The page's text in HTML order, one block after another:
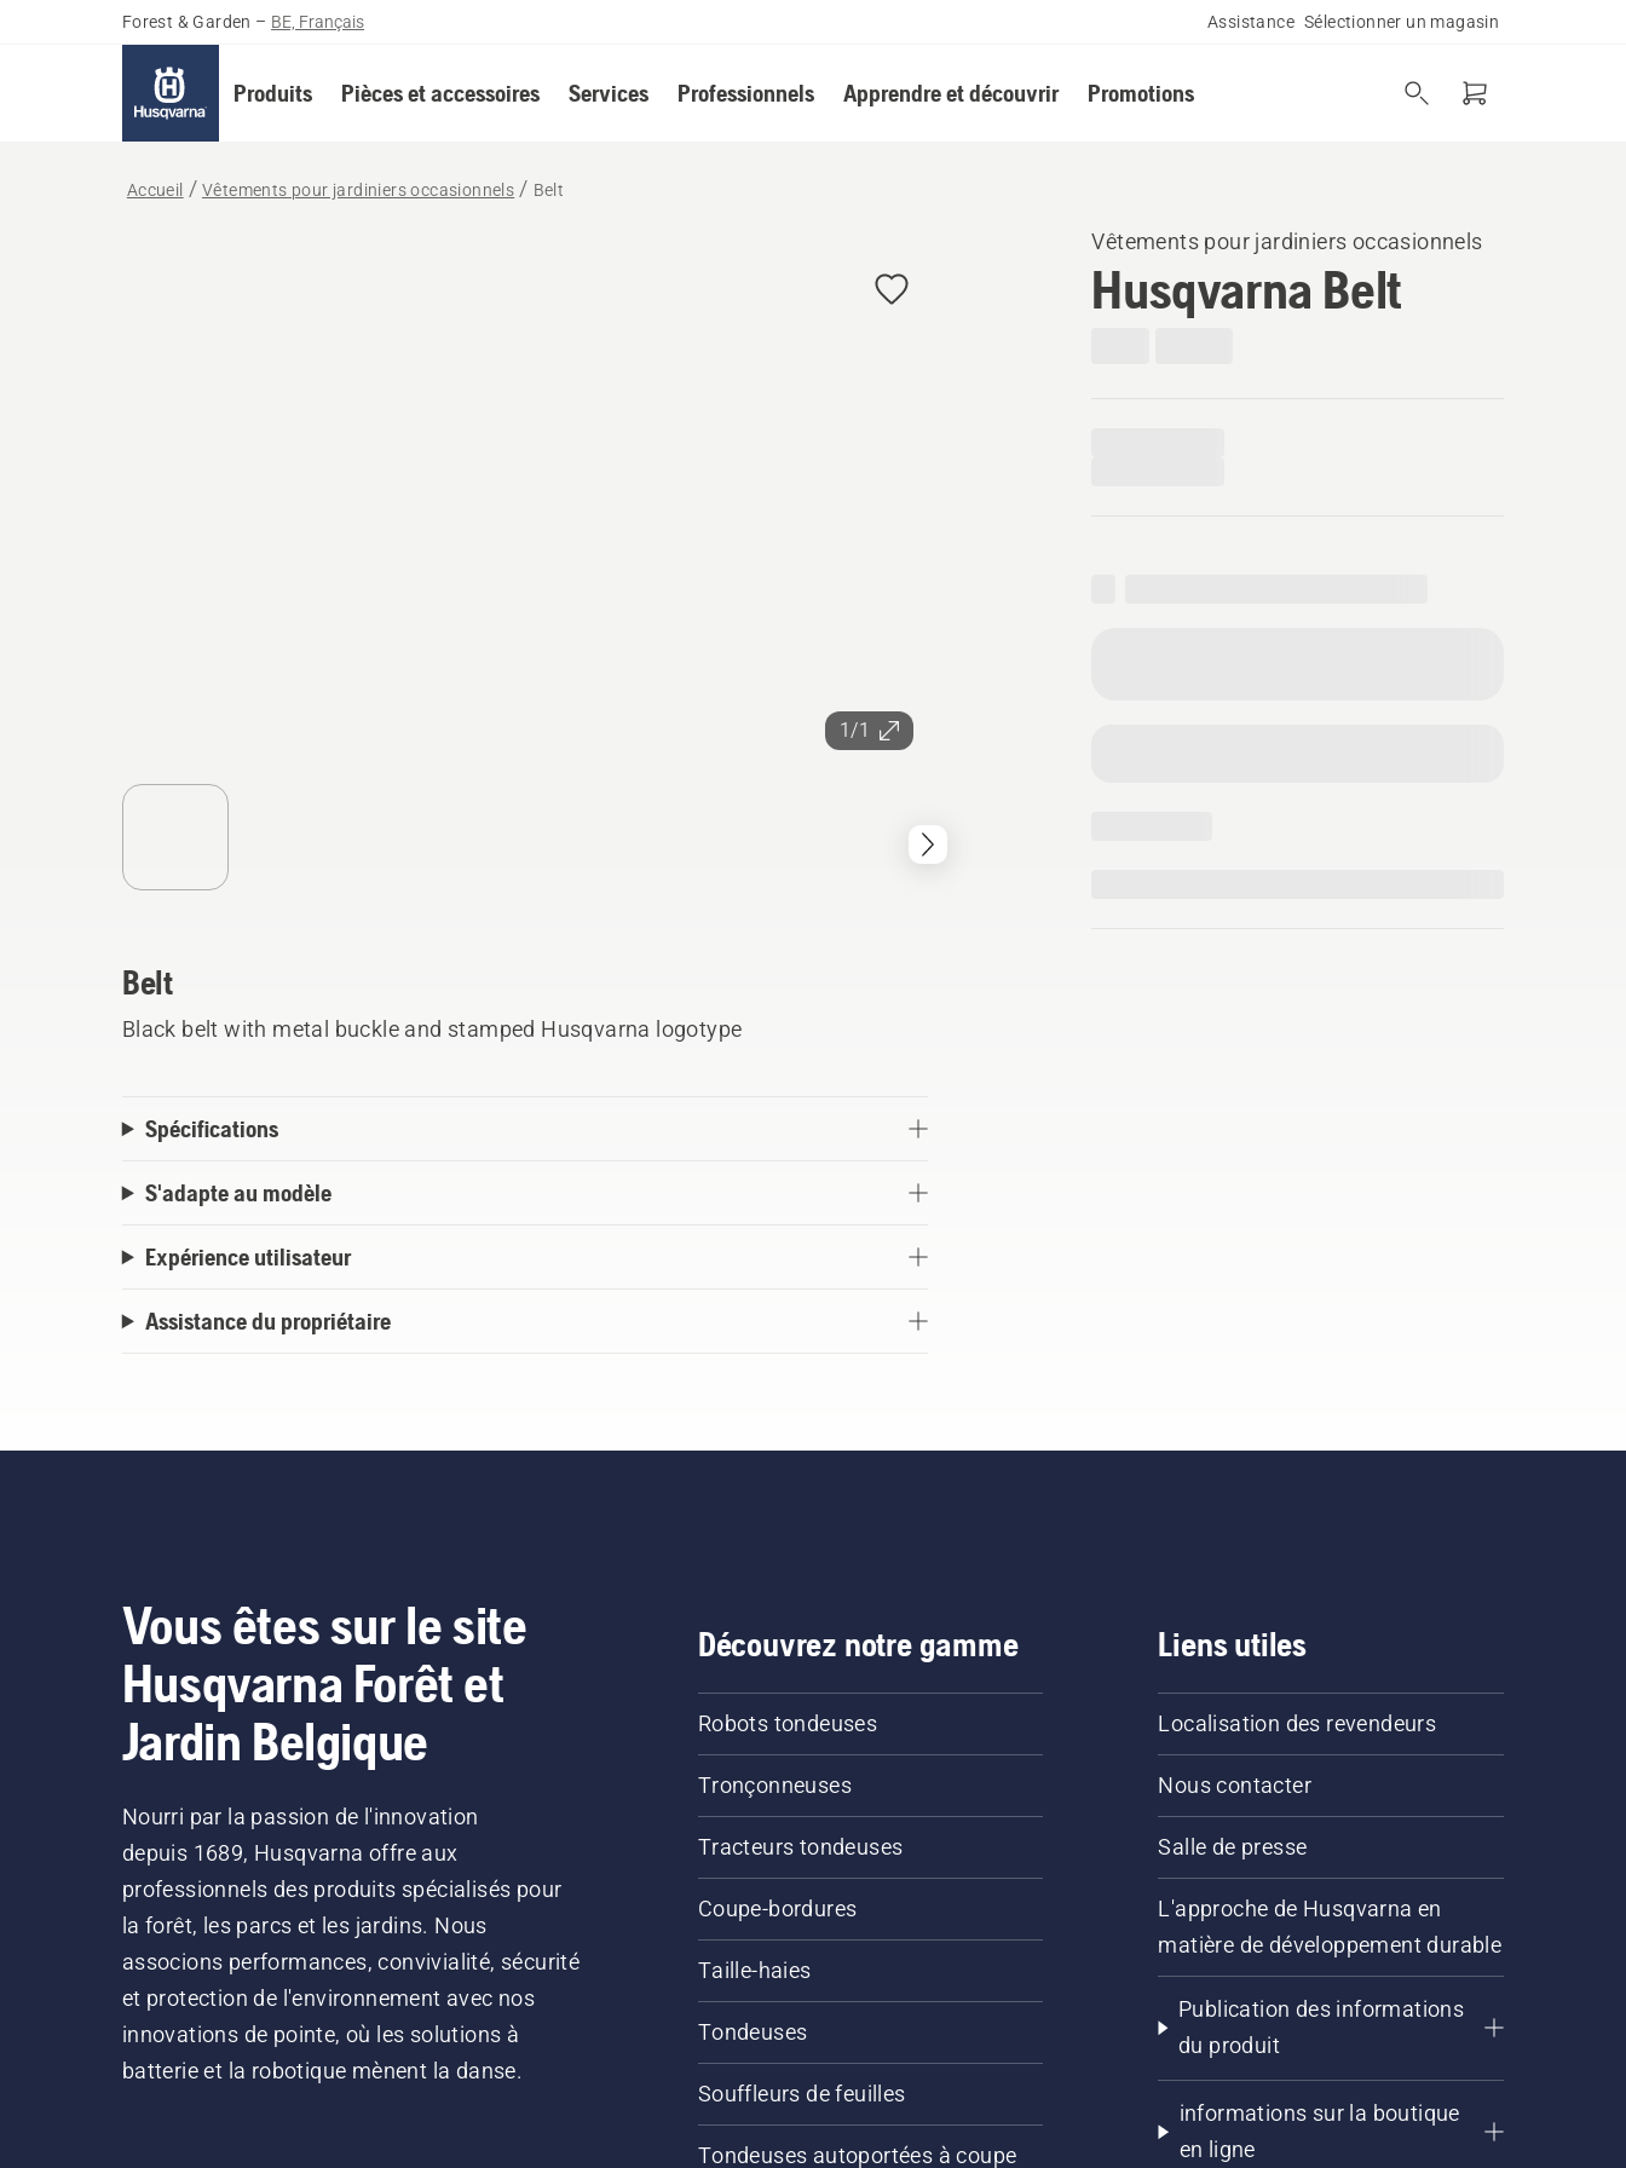
Forest & Garden – BE, Français Assistance Sélectionner un magasin
Produits Pièces et accessoires Services Professionnels Apprendre et découvrir Promotions
Accueil Vêtements pour jardiniers occasionnels Belt
1/1
Vêtements pour jardiniers occasionnels
Husqvarna Belt
Belt
Black belt with metal buckle and stamped Husqvarna logotype
Spécifications
S'adapte au modèle
Expérience utilisateur
Assistance du propriétaire
Vous êtes sur le site
Husqvarna Forêt et
Jardin Belgique
Nourri par la passion de l'innovation
depuis 1689, Husqvarna offre aux
professionnels des produits spécialisés pour
la forêt, les parcs et les jardins. Nous
associons performances, convivialité, sécurité
et protection de l'environnement avec nos
innovations de pointe, où les solutions à
batterie et la robotique mènent la danse.
Découvrez notre gamme
Robots tondeuses
Tronçonneuses
Tracteurs tondeuses
Coupe-bordures
Taille-haies
Tondeuses
Souffleurs de feuilles
Tondeuses autoportées à coupe
Liens utiles
Localisation des revendeurs
Nous contacter
Salle de presse
L'approche de Husqvarna en
matière de développement durable
Publication des informations
du produit
informations sur la boutique
en ligne